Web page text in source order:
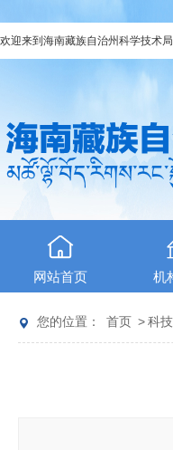
欢迎来到 海南藏族自治州科学技术局
网站首页 机
您的位置： 首页 >科